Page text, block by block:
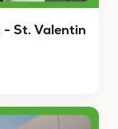
- St. Valentin